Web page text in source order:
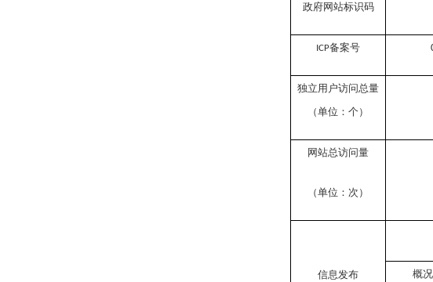
政府网站标识码
ICP备案号
独立用户访问总量
（单位：个）
网站总访问量
（单位：次）
信息发布 概